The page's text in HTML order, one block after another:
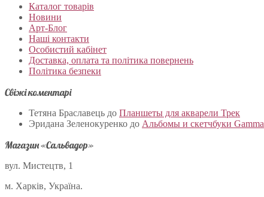
Каталог товарів
Новини
Арт-Блог
Наші контакти
Особистий кабінет
Доставка, оплата та політика повернень
Політика безпеки
Свіжі коментарі
Тетяна Браславець до Планшеты для акварели Трек
Эридана Зеленокуренко до Альбомы и скетчбуки Gamma
Магазин «Сальвадор»
вул. Мистецтв, 1
м. Харків, Україна.